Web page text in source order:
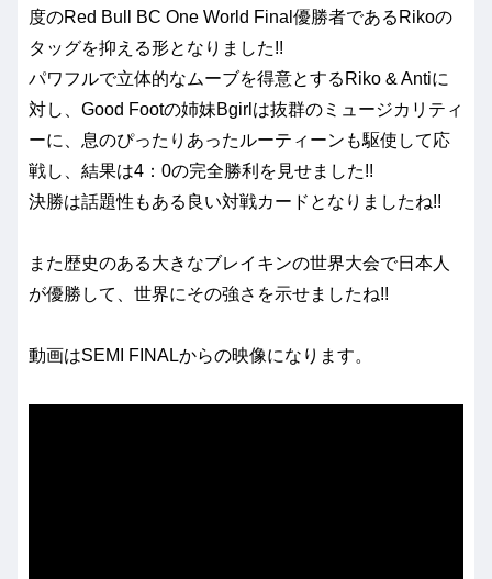
度のRed Bull BC One World Final優勝者であるRikoの
タッグを抑える形となりました!!
パワフルで立体的なムーブを得意とするRiko & Antiに
対し、Good Footの姉妹Bgirlは抜群のミュージカリティ
ーに、息のぴったりあったルーティーンも駆使して応
戦し、結果は4：0の完全勝利を見せました!!
決勝は話題性もある良い対戦カードとなりましたね!!
また歴史のある大きなブレイキンの世界大会で日本人
が優勝して、世界にその強さを示せましたね!!
動画はSEMI FINALからの映像になります。